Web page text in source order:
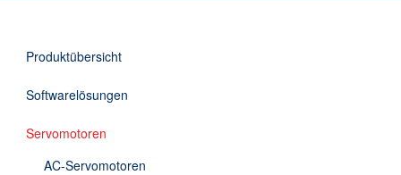
Applikationen
Informationen
Downloads
Produktübersicht
Softwarelösungen
Servomotoren
AC-Servomotoren